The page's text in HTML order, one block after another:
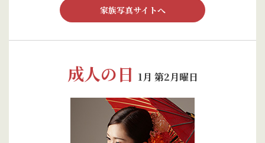
家族写真サイトへ
成人の日 1月 第2月曜日